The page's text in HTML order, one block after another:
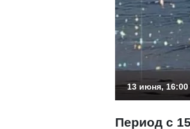
13 июня, 16:00
Период с